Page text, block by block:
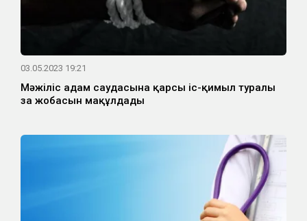
03.05.2023 19:21
Мәжіліс адам саудасына қарсы іс-қимыл туралы
заң жобасын мақұлдады